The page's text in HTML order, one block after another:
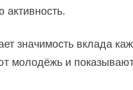
активность.
значимость вклада
молодёжь и